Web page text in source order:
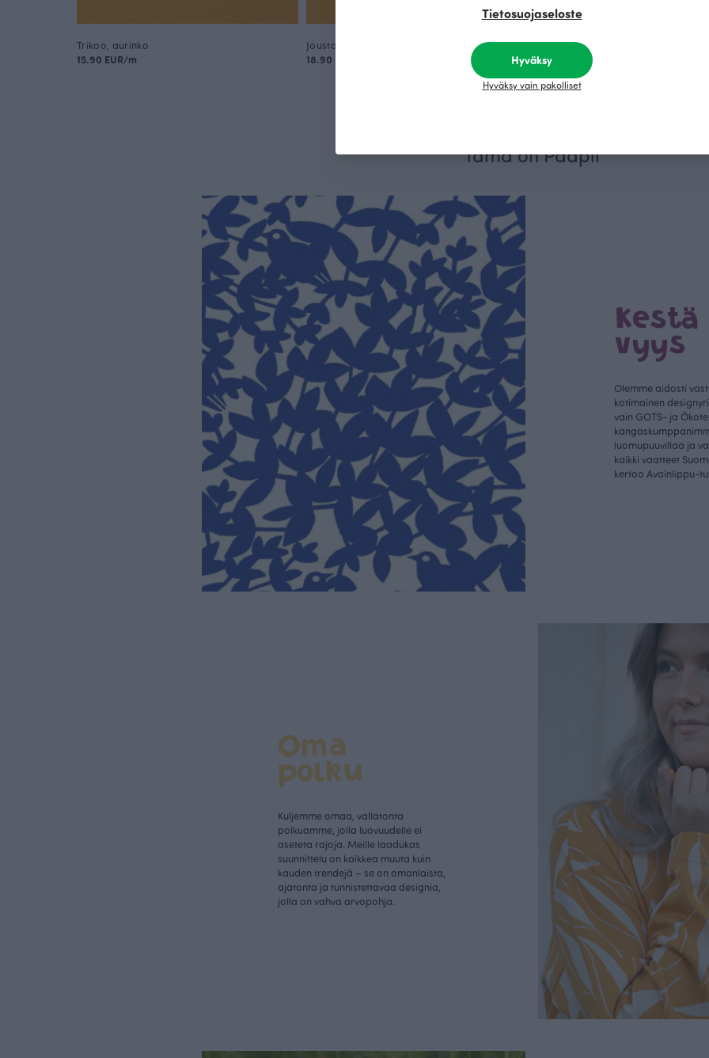
Trikoo, aurinko
15.90 EUR/m
Joustocollege, aurinko
18.90 EUR/m
Resori, aurinko - valkoinen
9.00 EUR/m
Tämä on Paapii
Kestä
vyys
Olemme aidosti
kotimainen
vain GOTS- ja
luomupuuvillaa ja
kaikki vaatteet
kertoo Avainlippu-
Oma
polku
Kuljemme omaa, vallatonta
polkuamme, jolla luovuudelle ei
aseteta rajoja. Meille laadukas
suunnittelu on kaikkea muuta kuin
kauden trendejä – se on omanlaista,
ajatonta ja tunnistettavaa designia,
jolla on vahva arvopohja.
Tietosuojaseloste
Hyväksy
Hyväksy vain pakolliset